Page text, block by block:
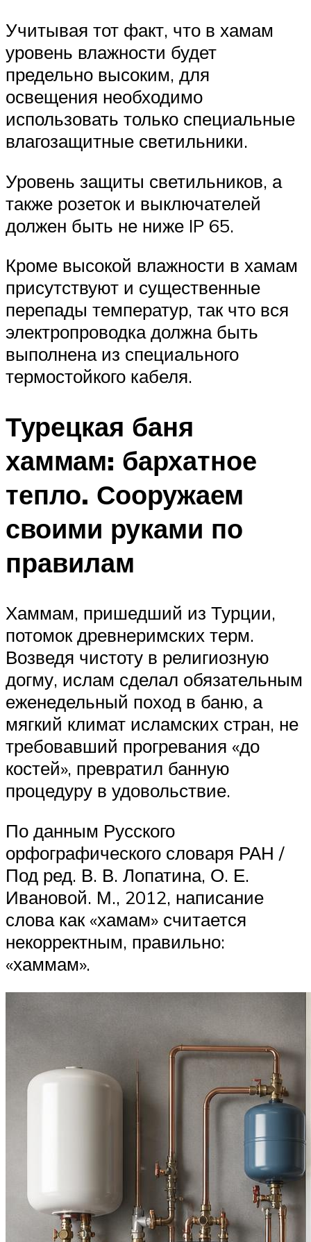
Учитывая тот факт, что в хамам
уровень влажности будет
предельно высоким, для
освещения необходимо
использовать только специальные
влагозащитные светильники.
Уровень защиты светильников, а
также розеток и выключателей
должен быть не ниже IP 65.
Кроме высокой влажности в хамам
присутствуют и существенные
перепады температур, так что вся
электропроводка должна быть
выполнена из специального
термостойкого кабеля.
Турецкая баня
хаммам: бархатное
тепло. Сооружаем
своими руками по
правилам
Хаммам, пришедший из Турции,
потомок древнеримских терм.
Возведя чистоту в религиозную
догму, ислам сделал обязательным
еженедельный поход в баню, а
мягкий климат исламских стран, не
требовавший прогревания «до
костей», превратил банную
процедуру в удовольствие.
По данным Русского
орфографического словаря РАН /
Под ред. В. В. Лопатина, О. Е.
Ивановой. М., 2012, написание
слова как «хамам» считается
некорректным, правильно:
«хаммам».